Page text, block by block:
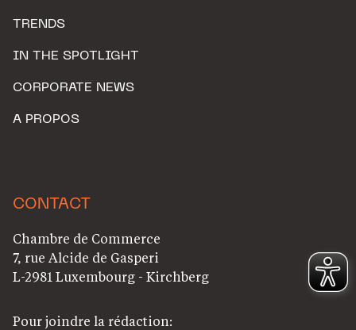
TRENDS
IN THE SPOTLIGHT
CORPORATE NEWS
A PROPOS
CONTACT
Chambre de Commerce
7, rue Alcide de Gasperi
L-2981 Luxembourg - Kirchberg
Pour joindre la rédaction: